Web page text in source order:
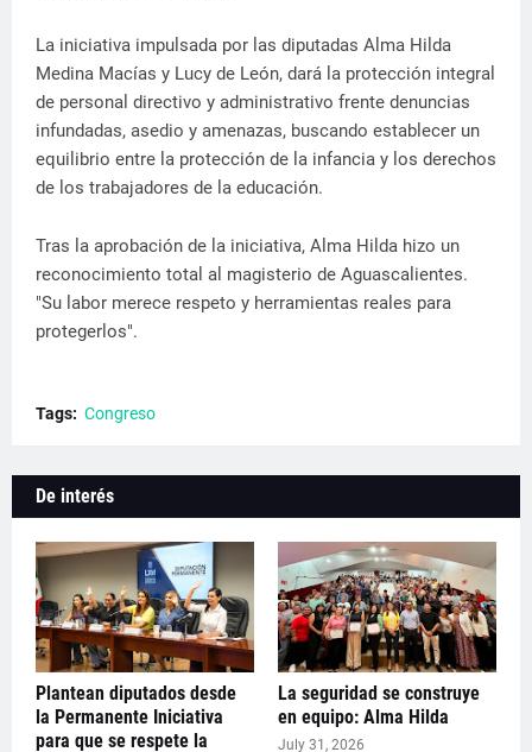
La iniciativa impulsada por las diputadas Alma Hilda
Medina Macías y Lucy de León, dará la protección integral
de personal directivo y administrativo frente denuncias
infundadas, asedio y amenazas, buscando establecer un
equilibrio entre la protección de la infancia y los derechos
de los trabajadores de la educación.
Tras la aprobación de la iniciativa, Alma Hilda hizo un
reconocimiento total al magisterio de Aguascalientes.
"Su labor merece respeto y herramientas reales para
protegerlos".
Tags: Congreso
De interés
Plantean diputados desde
la Permanente Iniciativa
para que se respete la
La seguridad se construye
en equipo: Alma Hilda
July 31, 2026